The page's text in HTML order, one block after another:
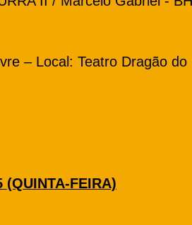
– Local: Teatro Dragão do
(QUINTA-FEIRA)